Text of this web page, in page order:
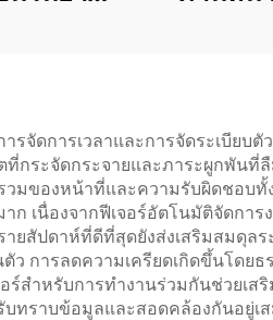
จัดการเวลาและการจัดระเบียบ
ที่กระจัดกระจายและภาระผูกพั
ของหน้าที่และความรับผิดชอบทั้
ก เนื่องจากฟีเจอร์อัตโนมัติจัดก
ยสัปดาห์ที่ดีที่สุดยังส่งเสริมสมดุ
ว การลดความเครียดเกิดขึ้นโด
สำหรับการทำงานร่วมกันช่วยเ
ราบข้อมูลและสอดคล้องกันอยู่เ